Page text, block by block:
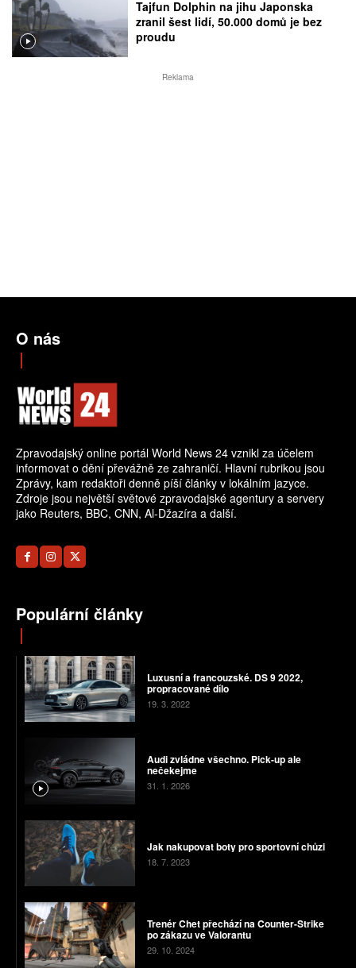
Tajfun Dolphin na jihu Japonska
zranil šest lidí, 50.000 domů je bez
proudu
Reklama
O nás
Zpravodajský online portál World News 24 vznikl za účelem
informovat o dění převážně ze zahraničí. Hlavní rubrikou jsou
Zprávy, kam redaktoři denně píší články v lokálním jazyce.
Zdroje jsou největší světové zpravodajské agentury a servery
jako Reuters, BBC, CNN, Al-Džazíra a další.
Populární články
Luxusní a francouzské. DS 9 2022,
propracované dílo
19. 3. 2022
Audi zvládne všechno. Pick-up ale
nečekejme
31. 1. 2026
Jak nakupovat boty pro sportovní chůzi
18. 7. 2023
Trenér Chet přechází na Counter-Strike
po zákazu ve Valorantu
29. 10. 2024